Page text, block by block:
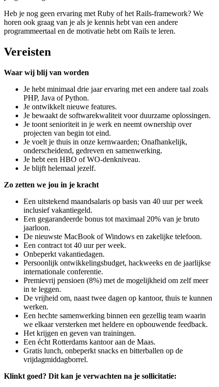
Heb je nog geen ervaring met Ruby of het Rails-framework? We
horen ook graag van je als je kennis hebt van een andere
programmeertaal en de motivatie hebt om Rails te leren.
Vereisten
Waar wij blij van worden
Je hebt minimaal drie jaar ervaring met een andere taal zoals
PHP, Java of Python.
Je ontwikkelt nieuwe features.
Je bewaakt de softwarekwaliteit voor duurzame oplossingen.
Je toont senioriteit in je werk en neemt ownership over
projecten van begin tot eind.
Je voelt je thuis in onze kernwaarden; Onafhankelijk,
onderscheidend, gedreven en samenwerking.
Je hebt een HBO of WO-denkniveau.
Je blijft helemaal jezelf.
Zo zetten we jou in je kracht
Een uitstekend maandsalaris op basis van 40 uur per week
inclusief vakantiegeld.
Een gegarandeerde bonus tot maximaal 20% van je bruto
jaarloon.
De nieuwste MacBook of Windows en zakelijke telefoon.
Een contract tot 40 uur per week.
Onbeperkt vakantiedagen.
Persoonlijk ontwikkelingsbudget, hackweeks en de jaarlijkse
internationale conferentie.
Premievrij pensioen (8%) met de mogelijkheid om zelf meer
in te leggen.
De vrijheid om, naast twee dagen op kantoor, thuis te kunnen
werken.
Een hechte samenwerking binnen een gezellig team waarin
we elkaar versterken met heldere en opbouwende feedback.
Het krijgen en geven van trainingen.
Een écht Rotterdams kantoor aan de Maas.
Gratis lunch, onbeperkt snacks en bitterballen op de
vrijdagmiddagborrel.
Klinkt goed? Dit kan je verwachten na je sollicitatie: